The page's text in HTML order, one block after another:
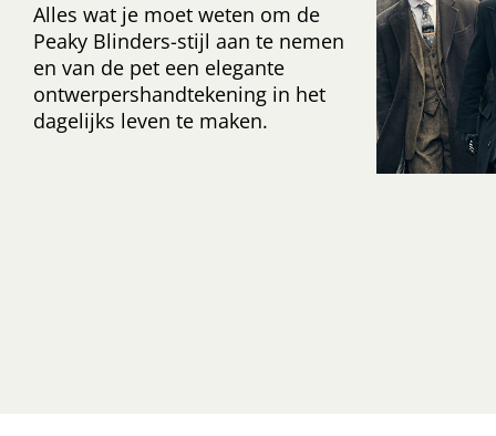
Alles wat je moet weten om de
Peaky Blinders-stijl aan te nemen
en van de pet een elegante
ontwerpershandtekening in het
dagelijks leven te maken.